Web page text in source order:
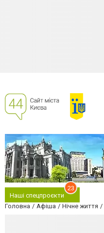
Наші спецпроєкти
23
Головна Афіша Нічне життя